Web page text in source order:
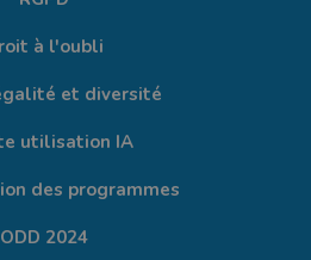
à l'oubli
et diversité
utilisation IA
des programmes
ODD 2024